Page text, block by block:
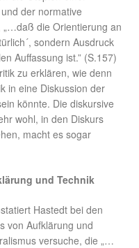
der normative
„…daß die Orientierung an
sondern Ausdruck
Auffassung ist.” (S.157)
zu erklären, wie denn
in eine Diskussion der
könnte. Die diskursive
wohl, in den Diskurs
macht es sogar
und Technik
Hastedt bei den
von Aufklärung und
versuche, die „…